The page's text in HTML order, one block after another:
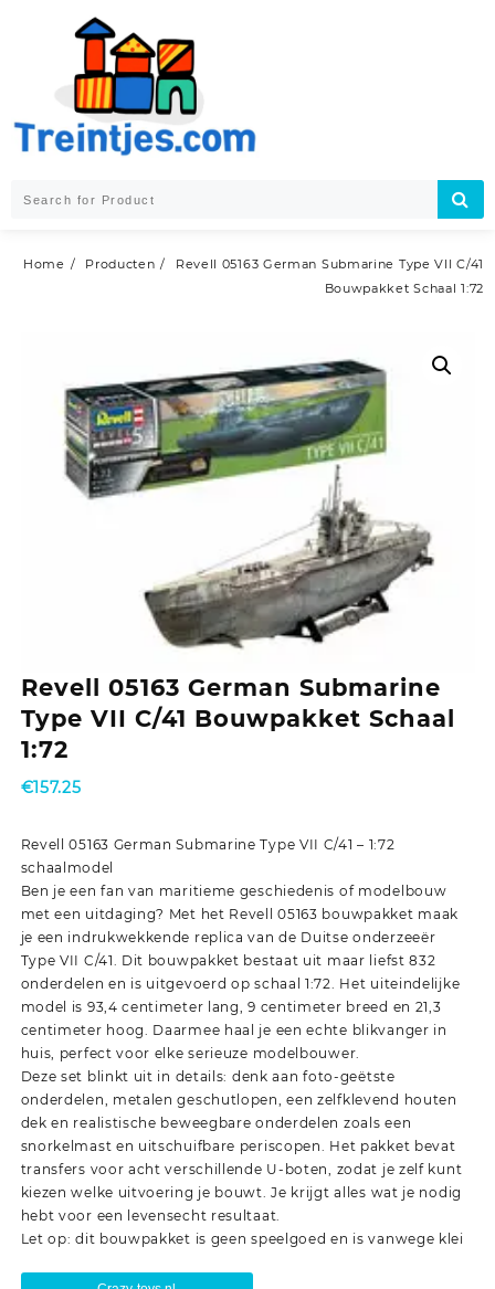
Home Producten
Revell 05163 German Submarine Type VII C/41
Bouwpakket Schaal 1:72
Revell 05163 German Submarine
Type VII C/41 Bouwpakket Schaal
1:72
€157.25
Revell 05163 German Submarine Type VII C/41 – 1:72
schaalmodel
Ben je een fan van maritieme geschiedenis of modelbouw
met een uitdaging? Met het Revell 05163 bouwpakket maak
je een indrukwekkende replica van de Duitse onderzeeër
Type VII C/41. Dit bouwpakket bestaat uit maar liefst 832
onderdelen en is uitgevoerd op schaal 1:72. Het uiteindelijke
model is 93,4 centimeter lang, 9 centimeter breed en 21,3
centimeter hoog. Daarmee haal je een echte blikvanger in
huis, perfect voor elke serieuze modelbouwer.
Deze set blinkt uit in details: denk aan foto-geëtste
onderdelen, metalen geschutlopen, een zelfklevend houten
dek en realistische beweegbare onderdelen zoals een
snorkelmast en uitschuifbare periscopen. Het pakket bevat
transfers voor acht verschillende U-boten, zodat je zelf kunt
kiezen welke uitvoering je bouwt. Je krijgt alles wat je nodig
hebt voor een levensecht resultaat.
Let op: dit bouwpakket is geen speelgoed en is vanwege klei